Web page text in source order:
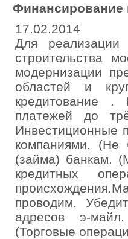
Финансирование
17.02.2014
Для
строительства
модернизации
областей и
кредитование .
платежей до
Инвестиционные
компаниями. (Не
(займа) банкам.
кредитных
проводим.
адресов э-
(Торговые